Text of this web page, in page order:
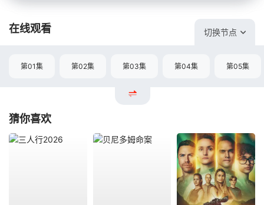
在线观看 切换节点
第01集 第02集 第03集 第04集 第05集
猜你喜欢